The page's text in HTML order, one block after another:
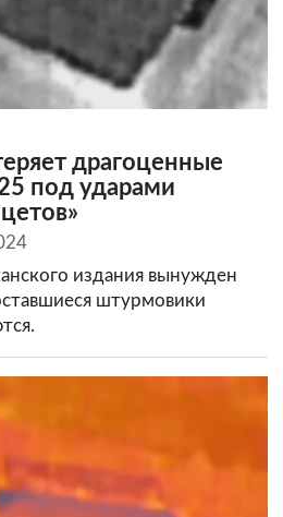
драгоценные
под ударами
издания вынужден
штурмовики